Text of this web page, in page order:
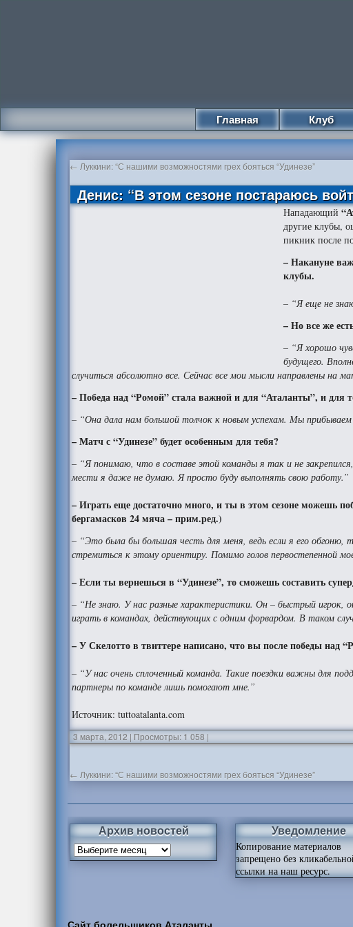
Главная Клуб
← Луккини: “С нашими возможностями грех бояться “Удинезе”
Денис: “В этом сезоне постараюсь
Нападающий
другие клубы,
пикник после
– Накануне
клубы.
– “Я еще не
– Но все же
– “Я хорошо
будущего.
случиться абсолютно все. Сейчас все мои мысли направлены на
– Победа над “Ромой” стала важной и для “Аталанты”, и для
– “Она дала нам большой толчок к новым успехам. Мы
– Матч с “Удинезе” будет особенным для тебя?
– “Я понимаю, что в составе этой команды я так и не
мести я даже не думаю. Я просто буду выполнять свою работу.”
– Играть еще достаточно много, и ты в этом сезоне можешь
бергамасков 24 мяча – прим.ред.)
– “Это была бы большая честь для меня, ведь если я его
стремиться к этому ориентиру. Помимо голов первостепенной
– Если ты вернешься в “Удинезе”, то сможешь составить
– “Не знаю. У нас разные характеристики. Он – быстрый игрок,
играть в командах, действующих с одним форвардом. В таком
– У Скелотто в твиттере написано, что вы после победы над
– “У нас очень сплоченный команда. Такие поездки важны для
партнеры по команде лишь помогают мне.”
Источник: tuttoatalanta.com
3 марта, 2012 | Просмотры: 1 058 |
← Луккини: “С нашими возможностями грех бояться “Удинезе”
Архив новостей Уведомление
Копирование материалов
запрещено без
ссылки на наш ресурс.
Сайт болельщиков Аталанты